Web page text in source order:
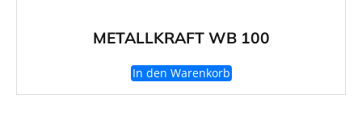
METALLKRAFT WB 100
In den Warenkorb